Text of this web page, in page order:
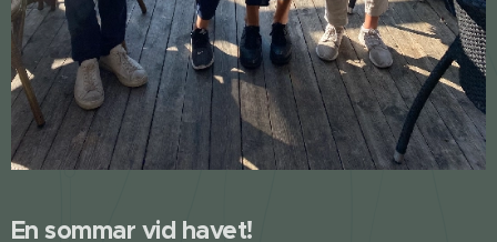
En sommar vid havet!